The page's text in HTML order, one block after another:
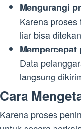
Mengurangi
Karena proses
liar bisa
Mempercepat
Data
langsung
Cara
Karena proses